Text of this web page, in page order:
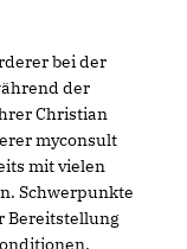
bei der
der
Christian
myconsult
mit vielen
Schwerpunkte
Bereitstellung